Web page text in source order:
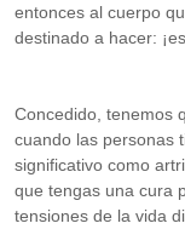
entonces al cuerpo
destinado a hacer:
Concedido, tenemos
cuando las personas
significativo como
que tengas una cura
tensiones de la vida